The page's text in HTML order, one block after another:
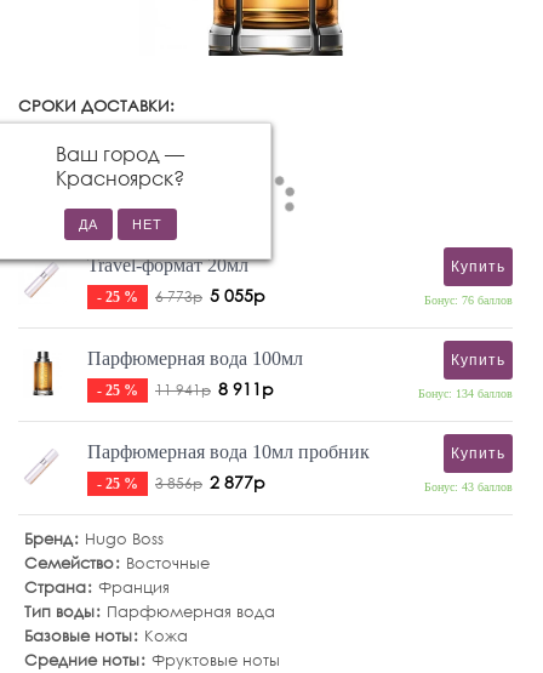
СРОКИ ДОСТАВКИ:
Ваш город —
Красноярск?
Travel-формат 20мл
- 25 % 6 773р 5 055р
Купить
Бонус: 76 баллов
Парфюмерная вода 100мл
- 25 % 11 941р 8 911р
Купить
Бонус: 134 баллов
Парфюмерная вода 10мл пробник
- 25 % 3 856р 2 877р
Купить
Бонус: 43 баллов
Бренд
Hugo Boss
Семейство
Восточные
Страна Франция
Тип воды
Парфюмерная вода
Базовые ноты
Кожа
Средние ноты Фруктовые ноты